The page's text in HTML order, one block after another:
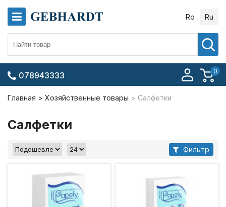
Ro Ru
0
078943333
Главная Хозяйственные товары Салфетки
Салфетки
Фильтр